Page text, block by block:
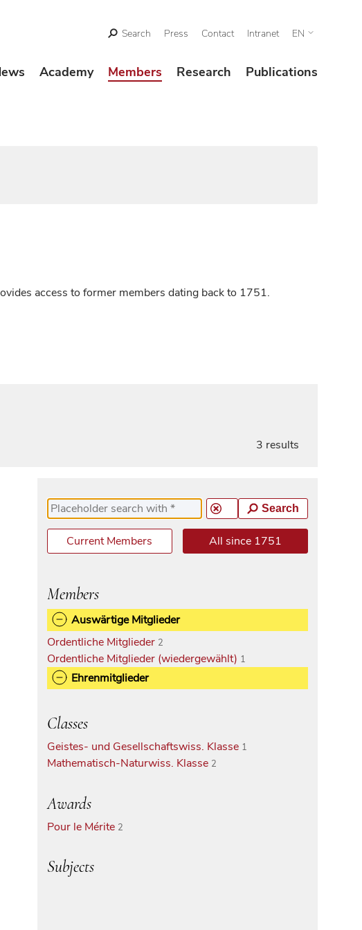
Search Press Contact Intranet EN
Academy Members Research Publications
access to former members dating back to 1751.
3 results
Search
Current Members All since 1751
Members
Auswärtige Mitglieder
Ordentliche Mitglieder 2
Ordentliche Mitglieder (wiedergewählt) 1
Ehrenmitglieder
Classes
Geistes- und Gesellschaftswiss. Klasse 1
Mathematisch-Naturwiss. Klasse 2
Awards
Pour le Mérite 2
Subjects